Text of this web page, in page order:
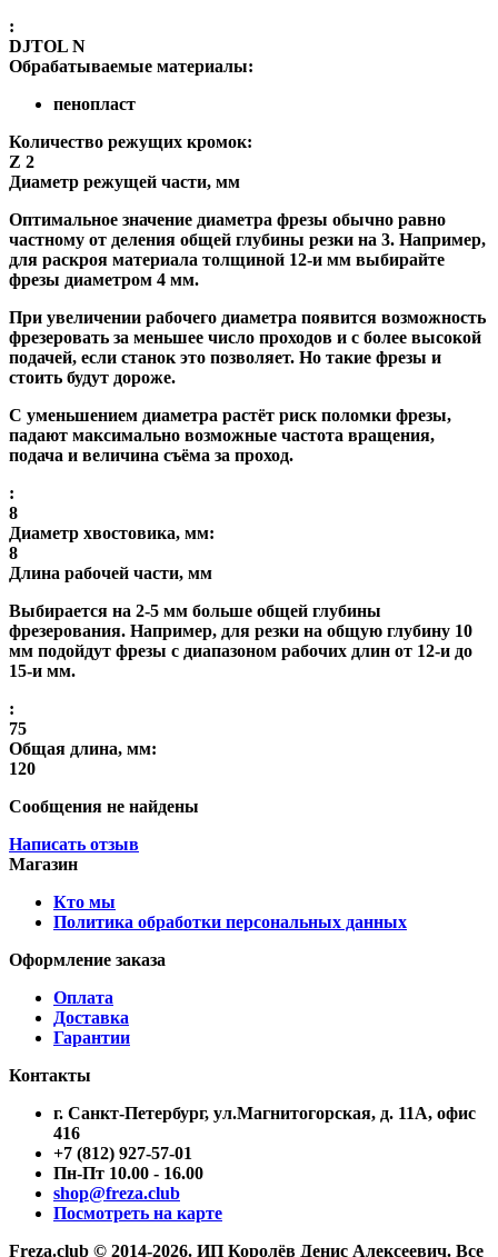
:
DJTOL N
Обрабатываемые материалы:
пенопласт
Количество режущих кромок:
Z 2
Диаметр режущей части, мм
Оптимальное значение диаметра фрезы обычно равно
частному от деления общей глубины резки на 3. Например,
для раскроя материала толщиной 12-и мм выбирайте
фрезы диаметром 4 мм.
При увеличении рабочего диаметра появится возможность
фрезеровать за меньшее число проходов и с более высокой
подачей, если станок это позволяет. Но такие фрезы и
стоить будут дороже.
С уменьшением диаметра растёт риск поломки фрезы,
падают максимально возможные частота вращения,
подача и величина съёма за проход.
:
8
Диаметр хвостовика, мм:
8
Длина рабочей части, мм
Выбирается на 2-5 мм больше общей глубины
фрезерования. Например, для резки на общую глубину 10
мм подойдут фрезы с диапазоном рабочих длин от 12-и до
15-и мм.
:
75
Общая длина, мм:
120
Сообщения не найдены
Написать отзыв
Магазин
Кто мы
Политика обработки персональных данных
Оформление заказа
Оплата
Доставка
Гарантии
Контакты
г. Санкт-Петербург, ул.Магнитогорская, д. 11А, офис
416
+7 (812) 927-57-01
Пн-Пт 10.00 - 16.00
shop@freza.club
Посмотреть на карте
Freza.club © 2014-2026. ИП Королёв Денис Алексеевич. Все